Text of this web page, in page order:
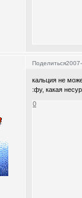
Поделиться
кальция не
:фу, какая
0